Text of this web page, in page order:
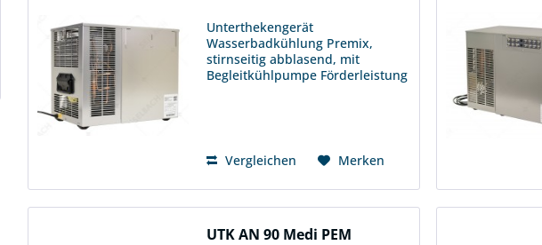
Unterthekengerät
Wasserbadkühlung Premix,
stirnseitig abblasend, mit
Begleitkühlpumpe Förderleistung
0299-0000...
Vergleichen Merken
UTK AN 90 Medi PEM